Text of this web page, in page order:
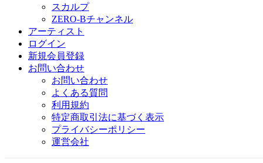
スカルプ
ZERO-Bチャンネル
アーティスト
ログイン
新規会員登録
お問い合わせ
お問い合わせ
よくある質問
利用規約
特定商取引法に基づく表示
プライバシーポリシー
運営会社